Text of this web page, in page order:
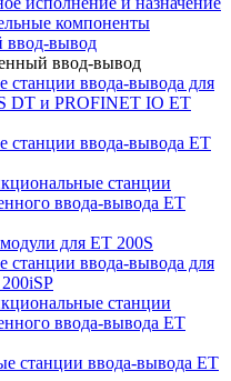
компоненты
ввод-вывод
ввод-вывод
станции ввода-вывода для
DT и PROFINET IO ET
станции ввода-вывода ET
станции
ввода-вывода ET
для ET 200S
станции ввода-вывода для
станции
ввода-вывода ET
станции ввода-вывода ET